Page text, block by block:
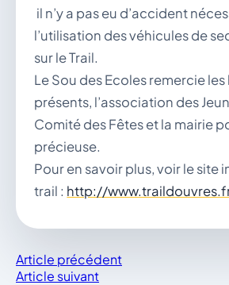
il n’y a pas eu d’accident
l’utilisation des véhicules de
sur le Trail.
Le Sou des Ecoles remercie
présents, l’association des
Comité des Fêtes et la mairie
précieuse.
Pour en savoir plus, voir le site
trail : http://
Article précédent
Article suivant